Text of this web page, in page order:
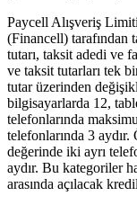
Paycell Alışveriş
(Financell) tarafından
tutarı, taksit adedi ve
ve taksit tutarları tek
tutar üzerinden
bilgisayarlarda 12,
telefonlarında
telefonlarında 3
değerinde iki ayrı
aydır. Bu kategoriler
arasında açılacak